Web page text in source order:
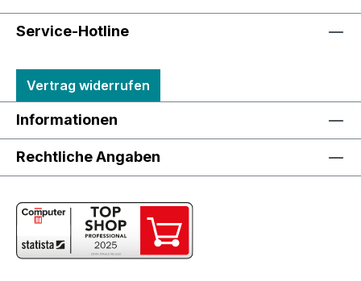
Service-Hotline
Vertrag widerrufen
Informationen
Rechtliche Angaben